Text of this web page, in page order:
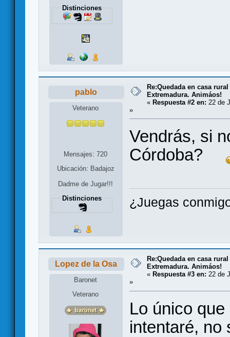
Distinciones
pablo
Veterano
Mensajes: 720
Ubicación: Badajoz
Dadme de Jugar!!!
Distinciones
Re:Quedada en casa
Extremadura. Animáos!
« Respuesta #2 en: 22 de
»
Vendrás, si
Córdoba?
¿Juegas
Lopez de la Osa
Baronet
Veterano
Re:Quedada en casa
Extremadura. Animáos!
« Respuesta #3 en: 22 de
»
Lo único
intentaré, no